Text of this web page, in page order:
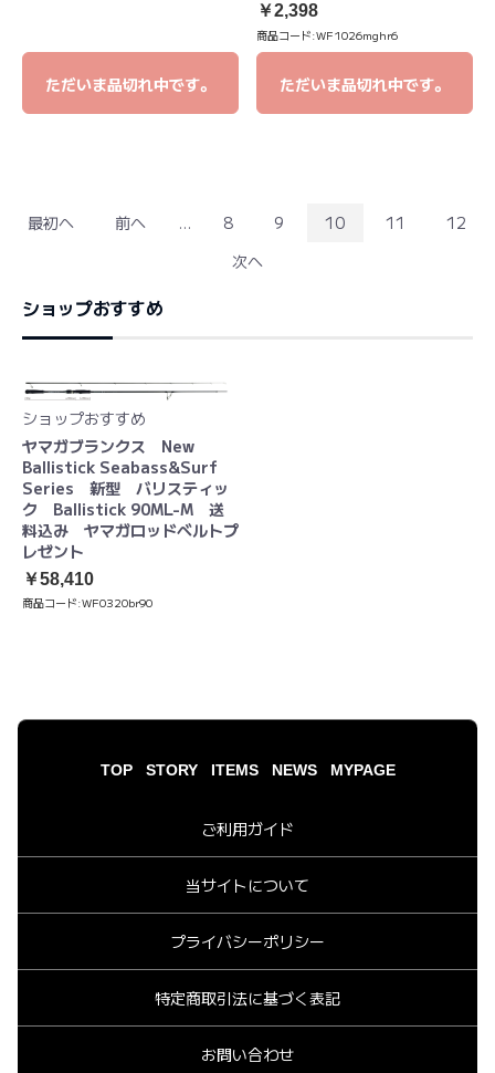
ただいま品切れ中です。
￥2,398
商品コード:WF1026mghr6
ただいま品切れ中です。
最初へ 前へ ... 8 9 10 11
12
次へ
ショップおすすめ
ショップおすすめ
ヤマガブランクス New
Ballistick Seabass&Surf
Series 新型 バリスティッ
ク Ballistick 90ML-M 送
料込み ヤマガロッドベルトプ
レゼント
￥58,410
商品コード:WF0320br90
TOP STORY ITEMS NEWS MYPAGE
ご利用ガイド
当サイトについて
プライバシーポリシー
特定商取引法に基づく表記
お問い合わせ